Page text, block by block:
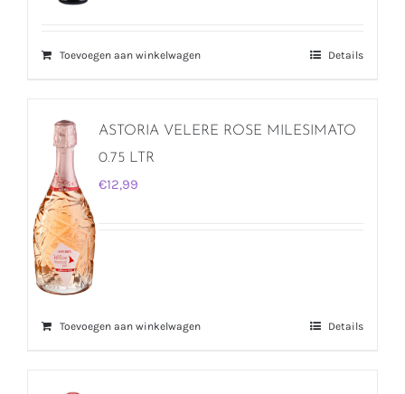
Toevoegen aan winkelwagen Details
ASTORIA VELERE ROSE MILESIMATO
0.75 LTR
€12,99
Toevoegen aan winkelwagen Details